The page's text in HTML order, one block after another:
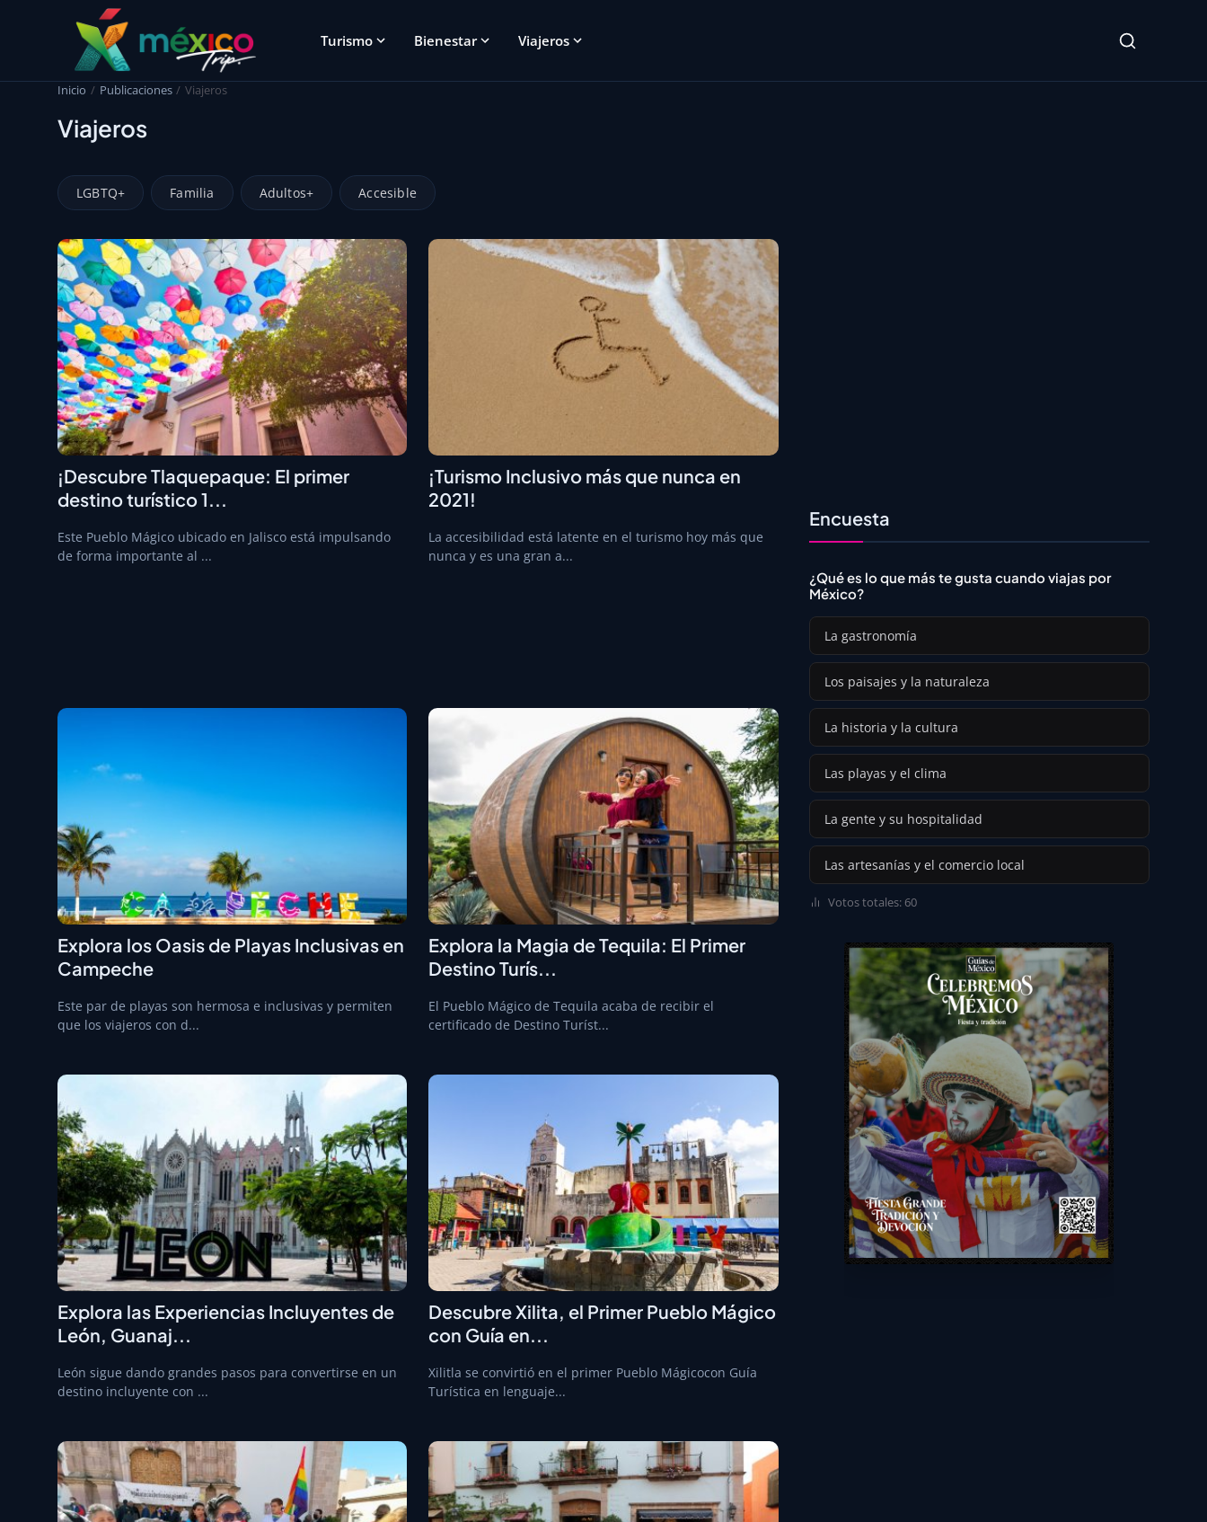
Turismo Bienestar Viajeros
Inicio Publicaciones Viajeros
Viajeros
LGBTQ+ Familia Adultos+ Accesible
¡Descubre Tlaquepaque: El primer
destino turístico 1...
Este Pueblo Mágico ubicado en Jalisco está impulsando
de forma importante al ...
¡Turismo Inclusivo más que nunca en
2021!
La accesibilidad está latente en el turismo hoy más que
nunca y es una gran a...
Explora los Oasis de Playas Inclusivas en
Campeche
Este par de playas son hermosa e inclusivas y permiten
que los viajeros con d...
Explora la Magia de Tequila: El Primer
Destino Turís...
El Pueblo Mágico de Tequila acaba de recibir el
certificado de Destino Turíst...
Explora las Experiencias Incluyentes de
León, Guanaj...
León sigue dando grandes pasos para convertirse en un
destino incluyente con ...
Descubre Xilita, el Primer Pueblo Mágico
con Guía en...
Xilitla se convirtió en el primer Pueblo Mágicocon Guía
Turística en lenguaje...
Encuesta
¿Qué es lo que más te gusta cuando viajas por
México?
La gastronomía
Los paisajes y la naturaleza
La historia y la cultura
Las playas y el clima
La gente y su hospitalidad
Las artesanías y el comercio local
Votos totales: 60